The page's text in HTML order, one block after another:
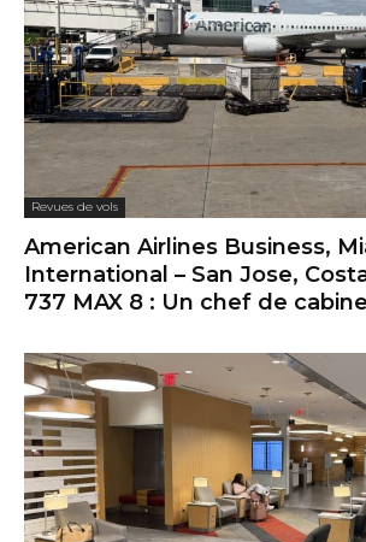
Revues de vols
American Airlines Business,
International – San Jose,
737 MAX 8 : Un chef de